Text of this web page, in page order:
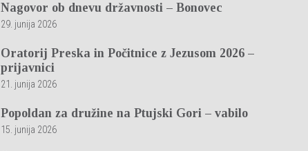
Nagovor ob dnevu državnosti – Bonovec
29. junija 2026
Oratorij Preska in Počitnice z Jezusom 2026 –
prijavnici
21. junija 2026
Popoldan za družine na Ptujski Gori – vabilo
15. junija 2026